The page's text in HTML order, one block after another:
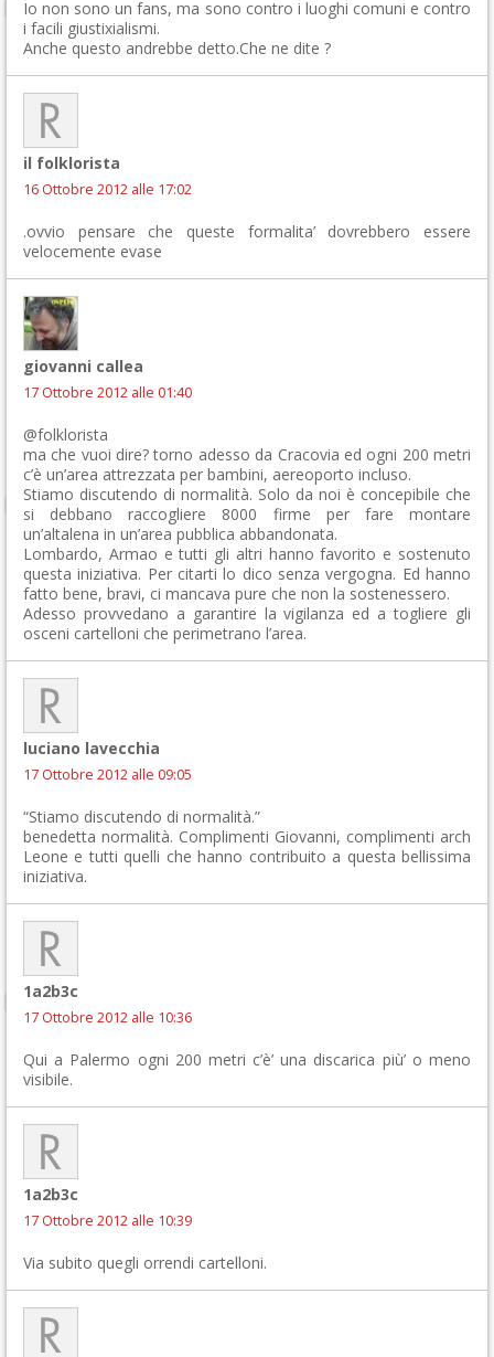
Io non sono un fans, ma sono contro i luoghi comuni e contro
i facili giustixialismi.
Anche questo andrebbe detto.Che ne dite ?
il folklorista
16 Ottobre 2012 alle 17:02
.ovvio pensare che queste formalita’ dovrebbero essere
velocemente evase
giovanni callea
17 Ottobre 2012 alle 01:40
@folklorista
ma che vuoi dire? torno adesso da Cracovia ed ogni 200 metri
c’è un’area attrezzata per bambini, aereoporto incluso.
Stiamo discutendo di normalità. Solo da noi è concepibile che
si debbano raccogliere 8000 firme per fare montare
un’altalena in un’area pubblica abbandonata.
Lombardo, Armao e tutti gli altri hanno favorito e sostenuto
questa iniziativa. Per citarti lo dico senza vergogna. Ed hanno
fatto bene, bravi, ci mancava pure che non la sostenessero.
Adesso provvedano a garantire la vigilanza ed a togliere gli
osceni cartelloni che perimetrano l’area.
luciano lavecchia
17 Ottobre 2012 alle 09:05
“Stiamo discutendo di normalità.”
benedetta normalità. Complimenti Giovanni, complimenti arch
Leone e tutti quelli che hanno contribuito a questa bellissima
iniziativa.
1a2b3c
17 Ottobre 2012 alle 10:36
Qui a Palermo ogni 200 metri c’è’ una discarica più’ o meno
visibile.
1a2b3c
17 Ottobre 2012 alle 10:39
Via subito quegli orrendi cartelloni.